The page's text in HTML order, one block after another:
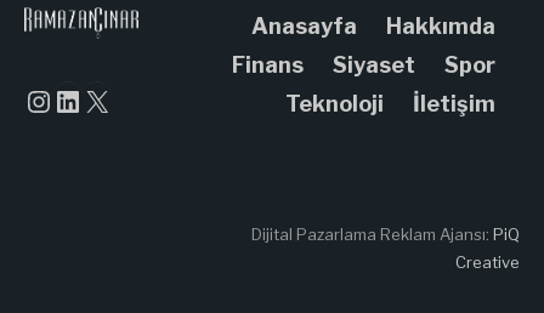
Instagram
LinkedIn
X
Anasayfa
Hakkımda
Finans
Siyaset
Spor
Teknoloji
İletişim
Dijital Pazarlama Reklam Ajansı: PiQ
Creative